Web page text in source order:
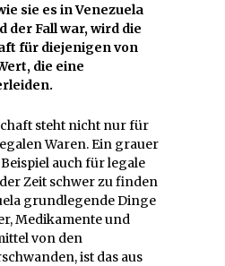
sie es in Venezuela
der Fall war, wird die
für diejenigen von
die eine
steht nicht nur für
Waren. Ein grauer
auch für legale
Zeit schwer zu finden
grundlegende Dinge
Medikamente und
von den
ist das aus